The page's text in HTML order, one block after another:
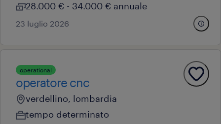
28.000 € - 34.000 € annuale
23 luglio 2026
operational
operatore cnc
verdellino, lombardia
tempo determinato